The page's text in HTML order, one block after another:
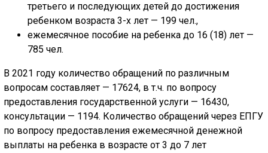
третьего и последующих детей до достижения
ребенком возраста 3-х лет — 199 чел.,
ежемесячное пособие на ребенка до 16 (18) лет —
785 чел.
В 2021 году количество обращений по различным
вопросам составляет — 17624, в т.ч. по вопросу
предоставления государственной услуги — 16430,
консультации — 1194. Количество обращений через ЕПГУ
по вопросу предоставления ежемесячной денежной
выплаты на ребенка в возрасте от 3 до 7 лет